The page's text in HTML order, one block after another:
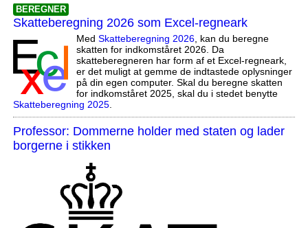
BEREGNER
Skatteberegning 2026 som Excel-regneark
Med Skatteberegning 2026, kan du beregne
skatten for indkomståret 2026. Da
skatteberegneren har form af et Excel-regneark,
er det muligt at gemme de indtastede oplysninger
på din egen computer. Skal du beregne skatten
for indkomståret 2025, skal du i stedet benytte
Skatteberegning 2025.
Professor: Dommerne holder med staten og lader
borgerne i stikken